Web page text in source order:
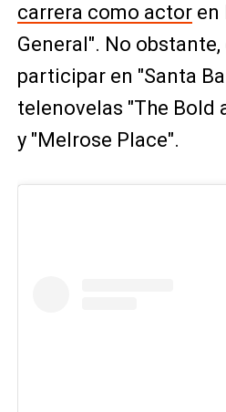
carrera como actoren
General". No
participar en "Santa
telenovelas "The Bold
y "Melrose Place".